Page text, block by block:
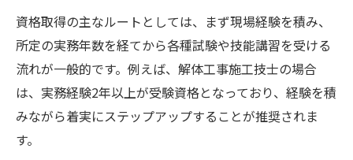
解体工事資格の効率的な取得ステップ解説
解体作業主任者資格や講習の選び方と注意
点
解体工事施工技士取得のための学習法
実務経験を活かした解体工事資格取得方法
資格取得の主なルートとしては、まず現場経験を積み、
所定の実務年数を経てから各種試験や技能講習を受ける
流れが一般的です。例えば、解体工事施工技士の場合
は、実務経験2年以上が受験資格となっており、経験を積
みながら着実にステップアップすることが推奨されま
す。